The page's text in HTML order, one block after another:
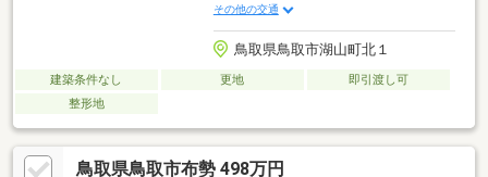
その他の交通
鳥取県鳥取市湖山町北１
建築条件なし 更地
即引渡し可
整形地
鳥取県鳥取市布勢 498万円